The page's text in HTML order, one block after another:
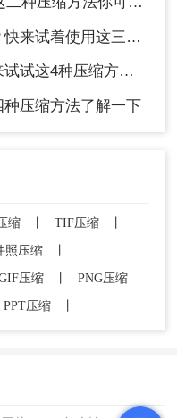
使用这三种压缩方法！
这4种压缩方法！
压缩方法了解一下
缩 TIF压缩
照压缩
压缩
PNG压缩
PPT压缩